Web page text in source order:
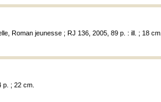
Roman jeunesse ; RJ 136, 2005, 89 p. : ill. ; 18 cm.
p. ; 22 cm.